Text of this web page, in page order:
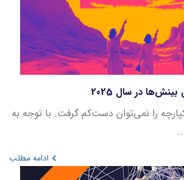
در سال 2025
را نمی‌توان دست‌کم گرفت. با توجه به
ادامه مطلب